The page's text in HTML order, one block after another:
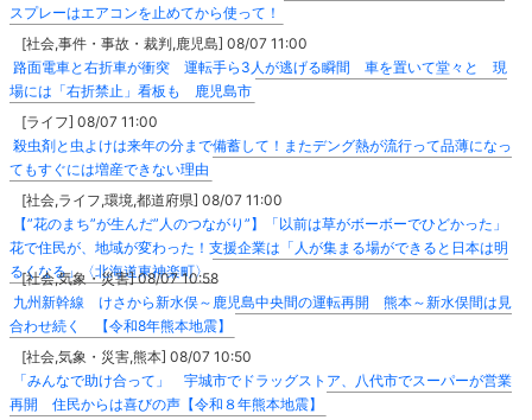
スプレーはエアコンを止めてから使って！
[社会,事件・事故・裁判,鹿児島] 08/07 11:00
路面電車と右折車が衝突 運転手ら3人が逃げる瞬間 車を置いて堂々と 現
場には「右折禁止」看板も 鹿児島市
[ライフ] 08/07 11:00
殺虫剤と虫よけは来年の分まで備蓄して！またデング熱が流行って品薄になっ
てもすぐには増産できない理由
[社会,ライフ,環境,都道府県] 08/07 11:00
【”花のまち”が生んだ”人のつながり”】「以前は草がボーボーでひどかった」
花で住民が、地域が変わった！支援企業は「人が集まる場ができると日本は明
るくなる」〈北海道東神楽町〉
[社会,気象・災害] 08/07 10:58
九州新幹線 けさから新水俣～鹿児島中央間の運転再開 熊本～新水俣間は見
合わせ続く 【令和8年熊本地震】
[社会,気象・災害,熊本] 08/07 10:50
「みんなで助け合って」 宇城市でドラッグストア、八代市でスーパーが営業
再開 住民からは喜びの声【令和８年熊本地震】